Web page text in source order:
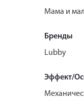
Мама и
Бренды
Lubby
Эффект/